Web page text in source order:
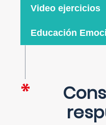
Video ejercicios
Educación